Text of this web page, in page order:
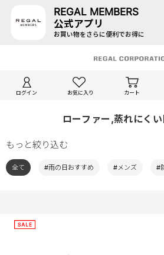
REGAL MEMBERS
公式アプリ
お買い物をさらに便利でお得に
ログイン お気に入り カート
ローファー,蒸れにく
もっと絞り込む
全て #雨の日おすすめ #メンズ #